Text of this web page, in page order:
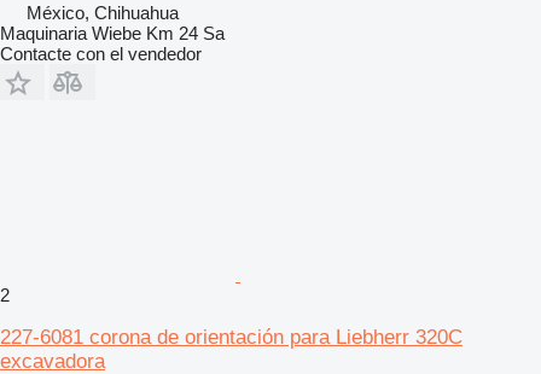
México, Chihuahua
Maquinaria Wiebe Km 24 Sa
Contacte con el vendedor
2
227-6081 corona de orientación para Liebherr 320C
excavadora